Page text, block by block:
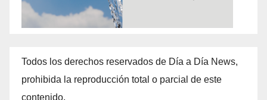
Todos los derechos reservados de Día a Día News,
prohibida la reproducción total o parcial de este
contenido.